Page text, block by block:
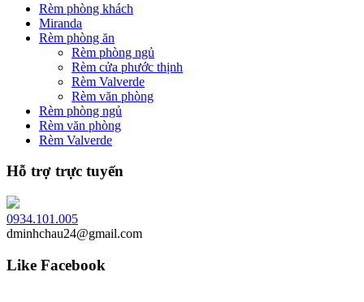
Rèm phòng khách
Miranda
Rèm phòng ăn
Rèm phòng ngủ
Rèm cửa phước thịnh
Rèm Valverde
Rèm văn phòng
Rèm phòng ngủ
Rèm văn phòng
Rèm Valverde
Hỗ trợ trực tuyến
0934.101.005
dminhchau24@gmail.com
Like Facebook